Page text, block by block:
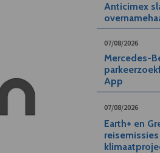
Anticimex
07/08/2026
Mercedes-
App
07/08/2026
Earth+ en